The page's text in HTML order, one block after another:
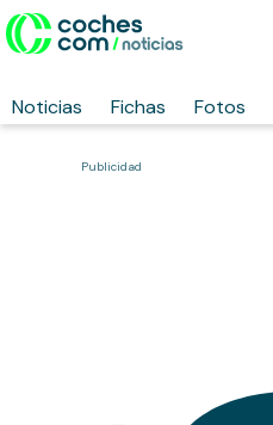
Noticias Fichas Fotos
Publicidad